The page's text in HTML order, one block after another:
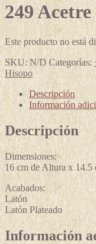
249
Este producto no está
SKU:N/D Categorías:
Hisopo
Descripción
Información
Descripción
Dimensiones:
16 cm de Altura x 14.5
Acabados:
Latón
Latón Plateado
Información